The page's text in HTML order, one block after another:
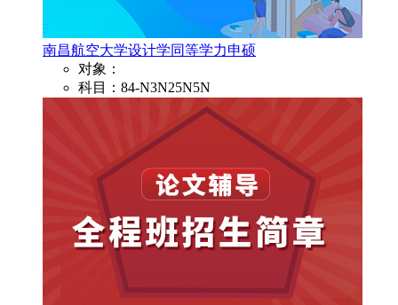
南昌航空大学设计学同等学力申硕
对象：
科目：84-N3N25N5N